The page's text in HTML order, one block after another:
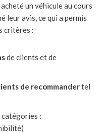
un véhicule au cours
leur avis, ce qui a permis
critères :
de clients et de
de recommandertel
: